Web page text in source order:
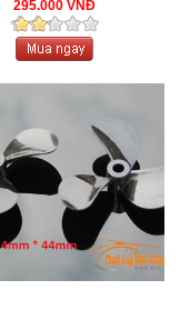
295.000 VNĐ